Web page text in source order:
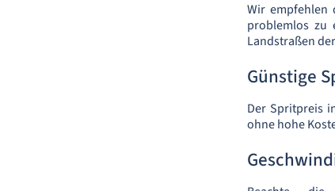
Wir empfehlen
problemlos zu
Landstraßen
Günstige
Der Spritpreis
ohne hohe